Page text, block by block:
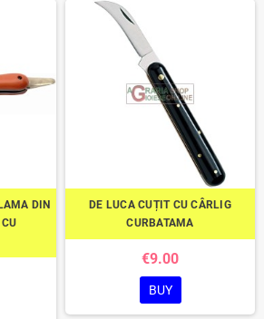
DIN
DE LUCA CUȚIT CU CÂRLIG
CURBATAMA
€9.00
BUY